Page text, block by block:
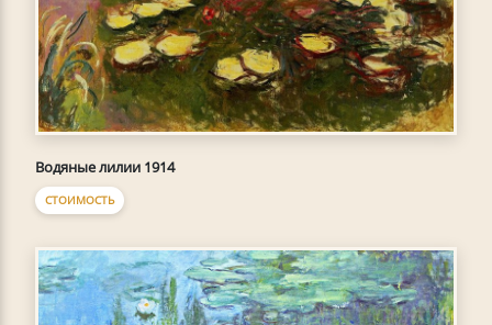
Водяные лилии 1914
СТОИМОСТЬ